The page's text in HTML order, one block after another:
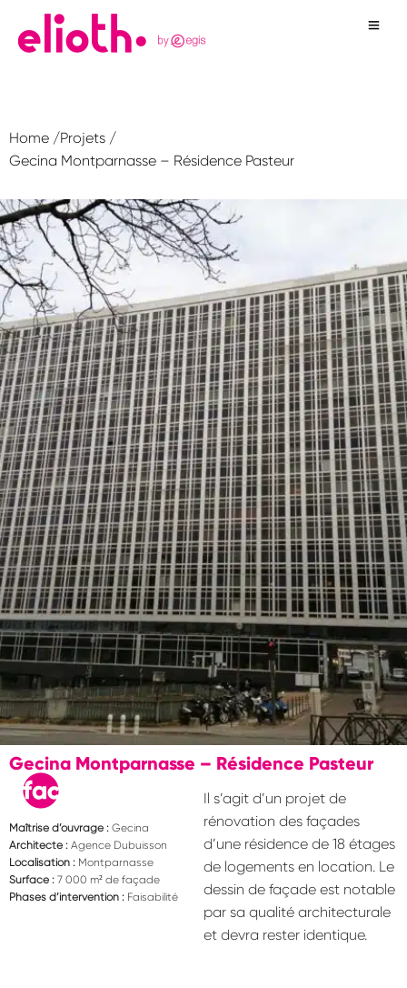
Home /Projets /
Gecina Montparnasse – Résidence Pasteur
Gecina Montparnasse – Résidence Pasteur
Maîtrise d’ouvrage : Gecina
Architecte : Agence Dubuisson
Localisation : Montparnasse
Surface : 7 000 m² de façade
Phases d’intervention : Faisabilité
Il s’agit d’un projet de
rénovation des façades
d’une résidence de 18 étages
de logements en location. Le
dessin de façade est notable
par sa qualité architecturale
et devra rester identique.